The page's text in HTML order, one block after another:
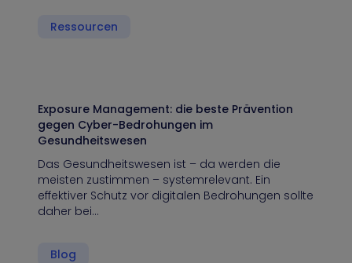
Ressourcen
Exposure Management: die beste Prävention
gegen Cyber-Bedrohungen im
Gesundheitswesen
Das Gesundheitswesen ist – da werden die
meisten zustimmen – systemrelevant. Ein
effektiver Schutz vor digitalen Bedrohungen sollte
daher bei…
Blog